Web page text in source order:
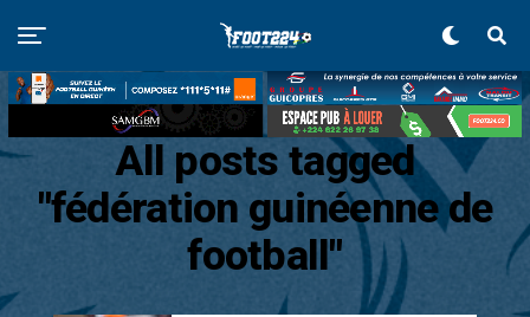
All posts tagged
"fédération guinéenne de
football"